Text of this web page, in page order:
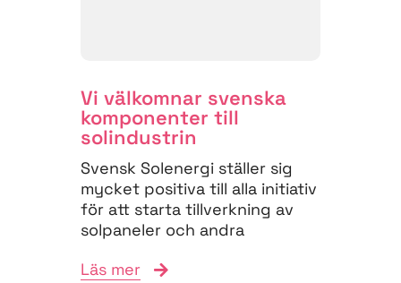
Vi välkomnar svenska
komponenter till
solindustrin
Svensk Solenergi ställer sig
mycket positiva till alla initiativ
för att starta tillverkning av
solpaneler och andra
Läs mer